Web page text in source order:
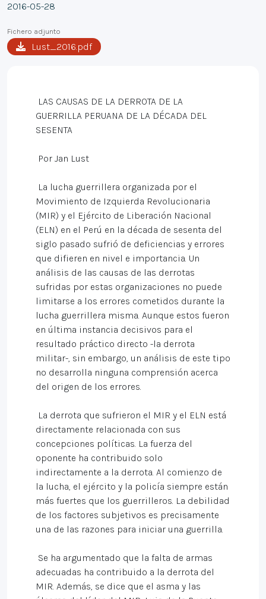
2016-05-28
Fichero adjunto
Lust_2016.pdf
LAS CAUSAS DE LA DERROTA DE LA
GUERRILLA PERUANA DE LA DÉCADA DEL
SESENTA
Por Jan Lust
La lucha guerrillera organizada por el
Movimiento de Izquierda Revolucionaria
(MIR) y el Ejército de Liberación Nacional
(ELN) en el Perú en la década de sesenta del
siglo pasado sufrió de deficiencias y errores
que difieren en nivel e importancia. Un
análisis de las causas de las derrotas
sufridas por estas organizaciones no puede
limitarse a los errores cometidos durante la
lucha guerrillera misma. Aunque estos fueron
en última instancia decisivos para el
resultado práctico directo -la derrota
militar-, sin embargo, un análisis de este tipo
no desarrolla ninguna comprensión acerca
del origen de los errores.
La derrota que sufrieron el MIR y el ELN está
directamente relacionada con sus
concepciones políticas. La fuerza del
oponente ha contribuido solo
indirectamente a la derrota. Al comienzo de
la lucha, el ejército y la policía siempre están
más fuertes que los guerrilleros. La debilidad
de los factores subjetivos es precisamente
una de las razones para iniciar una guerrilla.
Se ha argumentado que la falta de armas
adecuadas ha contribuido a la derrota del
MIR. Además, se dice que el asma y las